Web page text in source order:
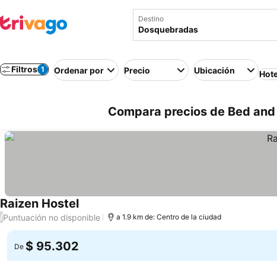
Destino
Filtros 1 Ordenar por Precio Ubicación
Compara precios de Bed
Raizen Hostel
/Puntuación no disponible a 1.9 km de: Centro de la ciudad
De $ 95.302